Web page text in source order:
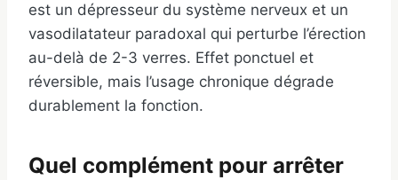
est un dépresseur du système nerveux et un
vasodilatateur paradoxal qui perturbe l’érection
au-delà de 2-3 verres. Effet ponctuel et
réversible, mais l’usage chronique dégrade
durablement la fonction.
Quel complément pour arrêter